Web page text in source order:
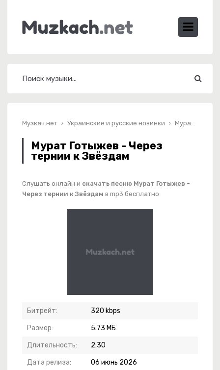
Музкач.нет Украинские и русские новинки Мурат Готыжев - Через тернии к Звёздам
Мурат Готыжев - Через
тернии к Звёздам
Слушать онлайн и скачать песню Мурат Готыжев -
Через тернии к Звёздам в mp3 бесплатно
Битрейт: 320 kbps
Размер: 5.73 МБ
Длительность: 2:30
Дата релиза: 06 июнь 2026